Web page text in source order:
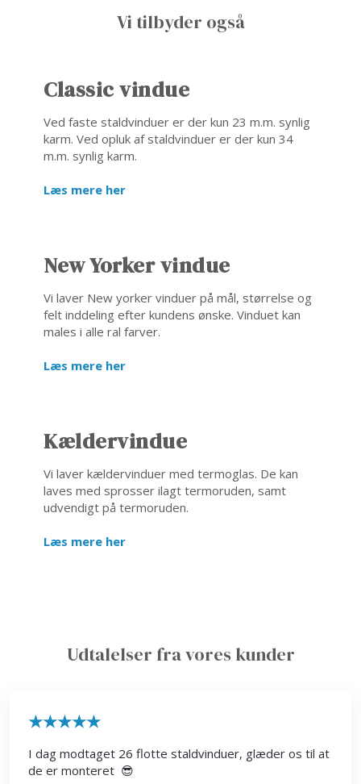
​Vi tilbyder også
Classic vindue
Ved faste staldvinduer er der kun 23 m.m. synlig
karm. Ved opluk af staldvinduer er der kun 34
m.m. synlig karm.
Læs mere her
New Yorker vindue
Vi laver New yorker vinduer på mål, størrelse og
felt inddeling efter kundens ønske. Vinduet kan
males i alle ral farver.
Læs mere her
Kældervindue
Vi laver kældervinduer med termoglas. De kan
laves med sprosser ilagt termoruden, samt
udvendigt på termoruden.
Læs mere her
Udtalelser fra vores kunder
​★★★★★
I dag modtaget 26 flotte staldvinduer, glæder os til at
de er monteret 😎